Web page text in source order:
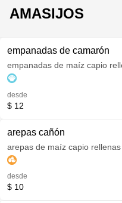
AMASIJOS
empanadas de camarón
empanadas de maíz capio
sofrito del pacifico.
desde
$ 12
arepas cañón
arepas de maíz capio
codorniz y chicharrón de
desde
$ 10